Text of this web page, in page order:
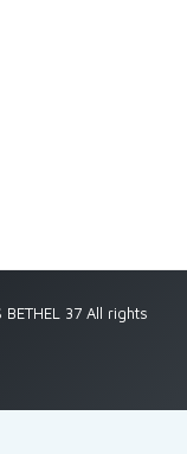
37 All rights